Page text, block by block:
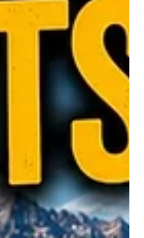
nous verrons
selon votre VR, comprend